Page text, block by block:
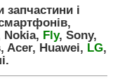
і
Nokia, Fly, Sony,
Acer, Huawei, LG,